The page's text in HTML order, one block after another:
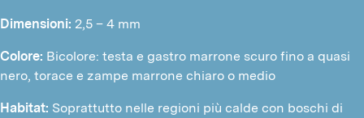
Dimensioni: 2,5 – 4 mm
Colore: Bicolore: testa e gastro marrone scuro fino a quasi
nero, torace e zampe marrone chiaro o medio
Habitat: Soprattutto nelle regioni più calde con boschi di